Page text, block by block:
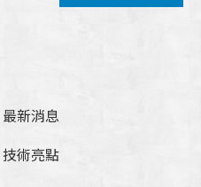
最新消息
技術亮點